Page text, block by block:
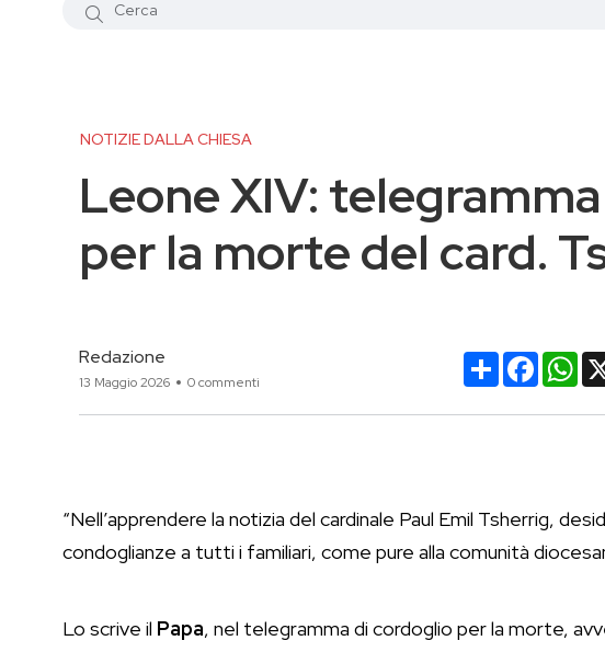
NOTIZIE DALLA CHIESA
Leone XIV:
per la morte del card.
Redazione
13 Maggio 2026 0 commenti
Condividi
“Nell’apprendere la notizia del cardinale Paul Emil Tsherrig,
condoglianze a tutti i familiari, come pure alla comunità
Lo scrive il Papa, nel telegramma di cordoglio per la morte,